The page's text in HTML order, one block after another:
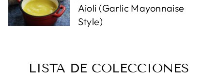
Aioli (Garlic Mayonnaise
Style)
LISTA DE COLECCIONES